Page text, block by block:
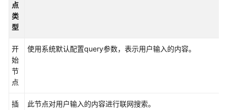
书
资
源
支
持
点
类
型
开
始
节
点
使用系统默认配置query参数，表示用户输入的内容。
插
此节点对用户输入的内容进行联网搜索。